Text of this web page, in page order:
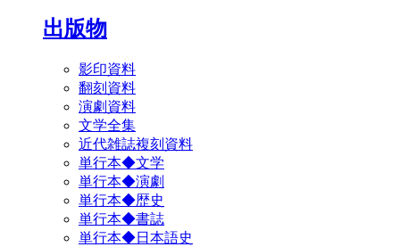
出版物
影印資料
翻刻資料
演劇資料
文学全集
近代雑誌複刻資料
単行本◆文学
単行本◆演劇
単行本◆歴史
単行本◆書誌
単行本◆日本語史